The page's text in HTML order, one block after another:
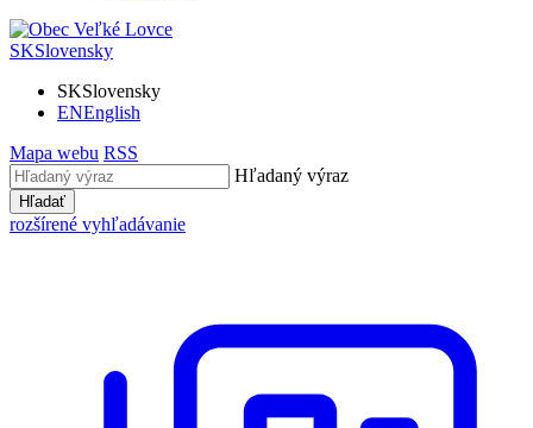
SKSlovensky
SKSlovensky
ENEnglish
Mapa webu RSS
Hľadaný výraz
Hľadať
rozšírené vyhľadávanie